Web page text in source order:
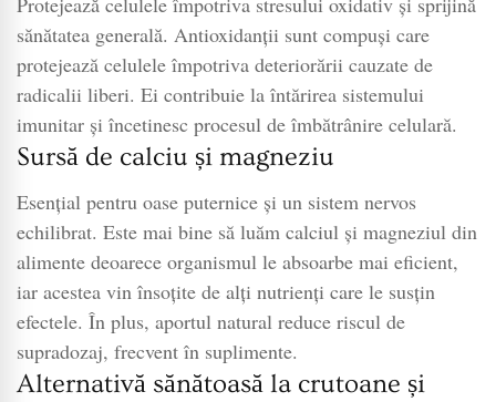
sănătatea generală. Antioxidanții sunt compuși care
protejează celulele împotriva deteriorării cauzate de
radicalii liberi. Ei contribuie la întărirea sistemului
imunitar și încetinesc procesul de îmbătrânire celulară.
Sursă de calciu și magneziu
Esențial pentru oase puternice și un sistem nervos
echilibrat. Este mai bine să luăm calciul și magneziul din
alimente deoarece organismul le absoarbe mai eficient,
iar acestea vin însoțite de alți nutrienți care le susțin
efectele. În plus, aportul natural reduce riscul de
supradozaj, frecvent în suplimente.
Alternativă sănătoasă la crutoane și